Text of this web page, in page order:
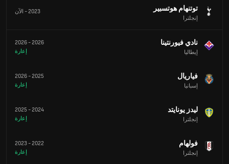
توتنهام هوتسبير
إنجلترا
2023
- الآن
نادي فيورنتينا
إيطاليا
2026
-
2026
إعارة
فياريال
إسبانيا
2025
-
2026
إعارة
ليدز يونايتد
إنجلترا
2024
-
2025
إعارة
فولهام
إنجلترا
2022
-
2023
إعارة